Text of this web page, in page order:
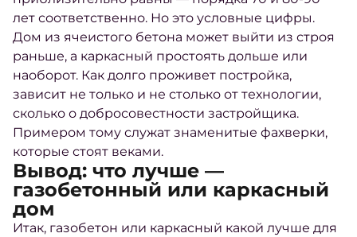
лет соответственно. Но это условные цифры.
Дом из ячеистого бетона может выйти из строя
раньше, а каркасный простоять дольше или
наоборот. Как долго проживет постройка,
зависит не только и не столько от технологии,
сколько о добросовестности застройщика.
Примером тому служат знаменитые фахверки,
которые стоят веками.
Вывод: что лучше —
газобетонный или каркасный
дом
Итак, газобетон или каркасный какой лучше для